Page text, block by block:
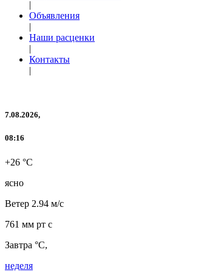
|
Объявления
|
Наши расценки
|
Контакты
|
7.08.2026,
08:16
+26 °C
ясно
Ветер 2.94 м/с
761 мм рт с
Завтра °C,
неделя